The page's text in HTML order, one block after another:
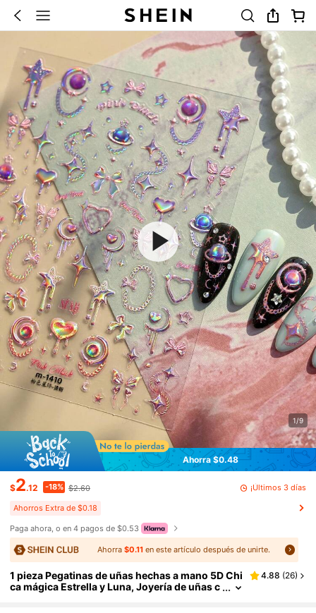
1/9
Ahorra $0.48
$2.12 -18% $2.60 ¡Últimos 3 días
Ahorros Extra de $0.18
Paga ahora, o en 4 pagos de $0.53
Ahorra$0.11 en este artículo después de unirte.
1 pieza Pegatinas de uñas hechas a mano 5D Chi
ca mágica Estrella y Luna, Joyería de uñas c
4.88 (26)